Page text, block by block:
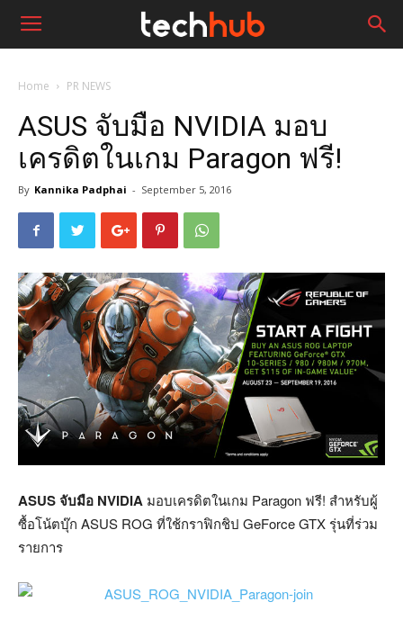
Home PR NEWS
ASUS จับมือ NVIDIA มอบ
เครดิตในเกม Paragon ฟรี!
By Kannika Padphai - September 5, 2016
ASUS จับมือ NVIDIA มอบเครดิตในเกม Paragon ฟรี! สำหรับผู้
ซื้อโน้ตบุ๊ก ASUS ROG ที่ใช้กราฟิกชิป GeForce GTX รุ่นที่ร่วม
รายการ